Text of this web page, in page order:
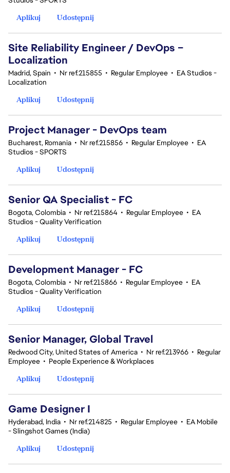
Aplikuj
Udostępnij
Site Reliability Engineer / DevOps –
Localization
Madrid, Spain • Nr ref.215855 • Regular Employee • EA Studios -
Localization
Aplikuj
Udostępnij
Project Manager - DevOps team
Bucharest, Romania • Nr ref.215856 • Regular Employee • EA
Studios - SPORTS
Aplikuj
Udostępnij
Senior QA Specialist - FC
Bogota, Colombia • Nr ref.215864 • Regular Employee • EA
Studios - Quality Verification
Aplikuj
Udostępnij
Development Manager - FC
Bogota, Colombia • Nr ref.215866 • Regular Employee • EA
Studios - Quality Verification
Aplikuj
Udostępnij
Senior Manager, Global Travel
Redwood City, United States of America • Nr ref.213966 • Regular
Employee • People Experience & Workplaces
Aplikuj
Udostępnij
Game Designer I
Hyderabad, India • Nr ref.214825 • Regular Employee • EA Mobile
- Slingshot Games (India)
Aplikuj
Udostępnij